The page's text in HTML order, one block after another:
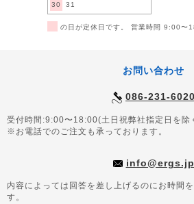
30
31
の日が定休日です。 営業時間 9:00〜
お問い合わせ
086-231-6020
受付時間:9:00〜18:00(土日祝弊社指定日を除
※お電話でのご注文も承っております。
info@ergs.jp
内容によっては回答を差し上げるのにお時間
す。